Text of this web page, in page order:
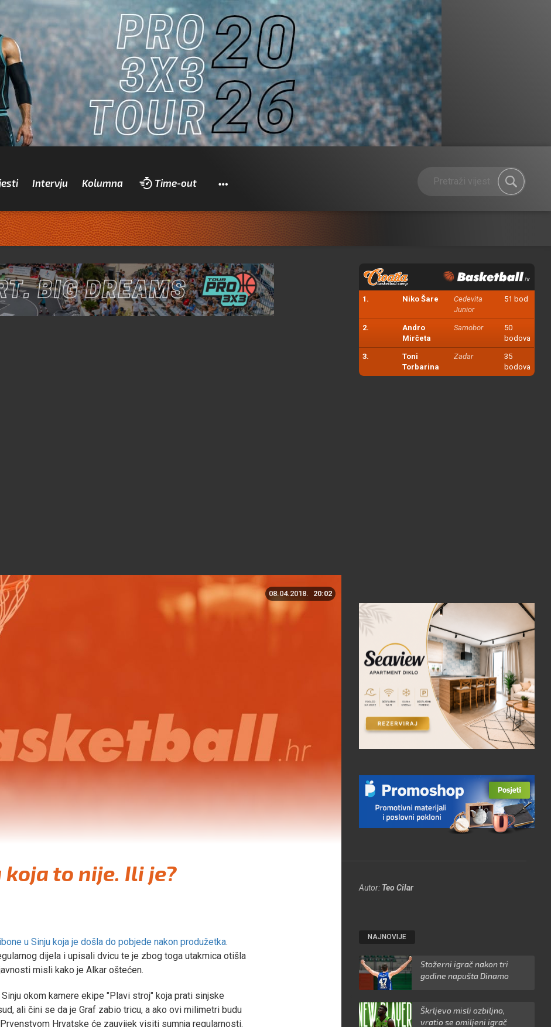
Intervju Kolumna Time-out Pretraži
1. Niko Šare
Cedevita
Junior
51 bod
2.
Andro
Mirčeta
Samobor
50
bodova
3.
Toni
Torbarina
Zadar
35
bodova
08.04.2018. 20:02
koja to nije. Ili je?
Autor: Teo Cilar
u Sinju koja je došla do pobjede nakon produžetka.
dijela i upisali dvicu te je zbog toga utakmica otišla
misli kako je Alkar oštećen.
okom kamere ekipe "Plavi stroj" koja prati sinjske
ali čini se da je Graf zabio tricu, a ako ovi milimetri budu
Hrvatske će zauvijek visiti sumnja regularnosti.
NAJNOVIJE
Stožerni igrač nakon tri
godine napušta Dinamo
Škrljevo misli ozbiljno,
vratio se omiljeni igrač